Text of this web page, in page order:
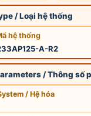
/ Loại hệ thống
hệ thống
A-R2
/ Thông số
/ Hệ hóa